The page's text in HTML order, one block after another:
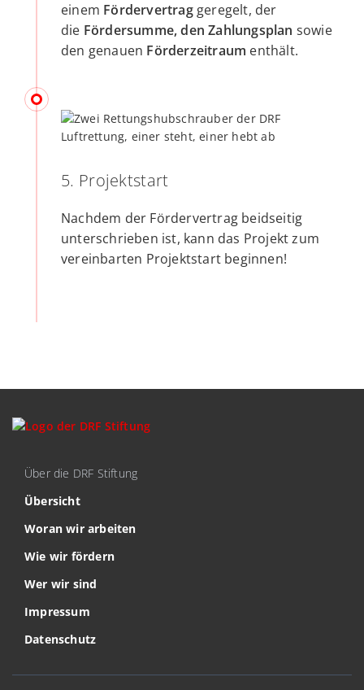
einem Fördervertrag geregelt, der
die Fördersumme, den Zahlungsplan sowie
den genauen Förderzeitraum enthält.
5. Projektstart
Nachdem der Fördervertrag beidseitig
unterschrieben ist, kann das Projekt zum
vereinbarten Projektstart beginnen!
Über die DRF Stiftung
Übersicht
Woran wir arbeiten
Wie wir fördern
Wer wir sind
Impressum
Datenschutz